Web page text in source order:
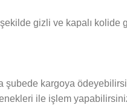
gizli ve kapalı kolide
şubede kargoya
ile işlem